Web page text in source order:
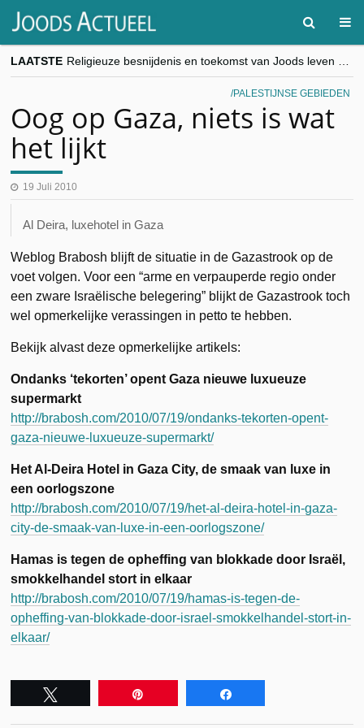
LAATSTE
“Besnijdenisdebat toont hoe moeilijk seculiere Westen minderheden begrijpt”, Jinnih Beels (Vooruit)
CITYTRIP | ROEMENIË – Boekarest: de verrassing van Oost-Europa
PALESTIJNSE GEBIEDEN
Oog op Gaza, niets is wat
het lijkt
19 Juli 2010
Al Deira, luxehotel in Gaza
Weblog Brabosh blijft de situatie in de Gazastrook op de
voet volgen. Voor een “arme en verpauperde regio onder
een zware Israëlische belegering” blijkt de Gazastrook toch
wel opmerkelijke verassingen in petto te hebben.
Bekijk alvast deze opmerkelijke artikels:
Ondanks ‘tekorten’ opent Gaza nieuwe luxueuze
supermarkt
http://brabosh.com/2010/07/19/ondanks-tekorten-opent-
gaza-nieuwe-luxueuze-supermarkt/
Het Al-Deira Hotel in Gaza City, de smaak van luxe in
een oorlogszone
http://brabosh.com/2010/07/19/het-al-deira-hotel-in-gaza-
city-de-smaak-van-luxe-in-een-oorlogszone/
Hamas is tegen de opheffing van blokkade door Israël,
smokkelhandel stort in elkaar
http://brabosh.com/2010/07/19/hamas-is-tegen-de-
opheffing-van-blokkade-door-israel-smokkelhandel-stort-in-
elkaar/